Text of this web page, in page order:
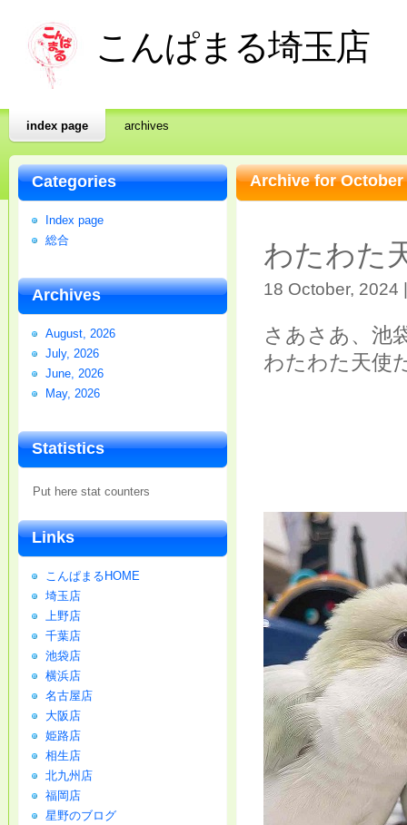
こんぱまる埼玉店
index page archives
Archive for October
わたわた
18 October,
さあさあ、池
わたわた天使
Categories
Index page
総合
Archives
August, 2026
July, 2026
June, 2026
May, 2026
Statistics
Put here stat counters
Links
こんぱまるHOME
埼玉店
上野店
千葉店
池袋店
横浜店
名古屋店
大阪店
姫路店
相生店
北九州店
福岡店
星野のブログ